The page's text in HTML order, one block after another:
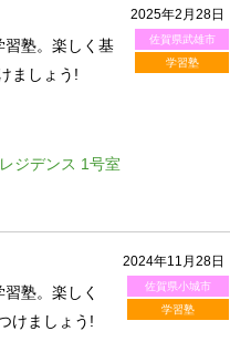
2025年2月28日
佐賀県武雄市
学習塾
習塾。楽しく基
ましょう!
ジデンス 1号室
2024年11月28日
佐賀県小城市
学習塾
塾。楽しく
けましょう!